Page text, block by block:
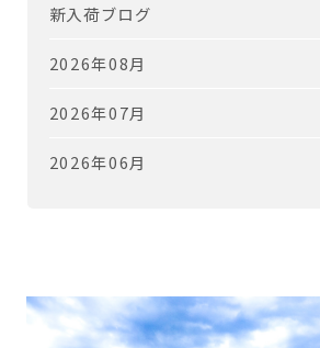
新入荷ブログ
2026年08月
2026年07月
2026年06月